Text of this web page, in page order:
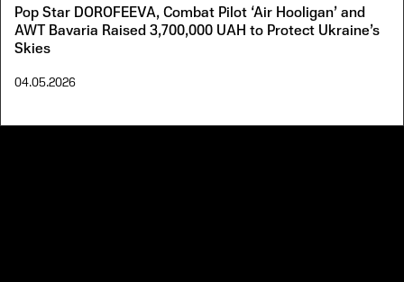
Pop Star DOROFEEVA, Combat Pilot ‘Air Hooligan’ and
AWT Bavaria Raised 3,700,000 UAH to Protect Ukraine’s
Skies
04.05.2026